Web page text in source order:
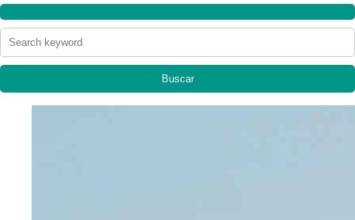
Buscar